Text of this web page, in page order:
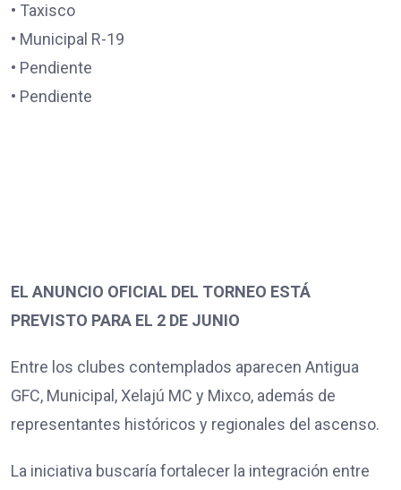
• Taxisco
• Municipal R-19
• Pendiente
• Pendiente
EL ANUNCIO OFICIAL DEL TORNEO ESTÁ
PREVISTO PARA EL 2 DE JUNIO
Entre los clubes contemplados aparecen Antigua
GFC, Municipal, Xelajú MC y Mixco, además de
representantes históricos y regionales del ascenso.
La iniciativa buscaría fortalecer la integración entre